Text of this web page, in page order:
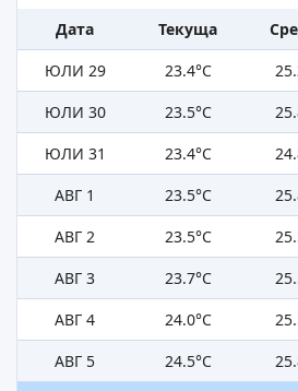
Дата Текуща
ЮЛИ 29
23.4°C
ЮЛИ 30
23.5°C
ЮЛИ 31
23.4°C
АВГ 1
23.5°C
АВГ 2
23.5°C
АВГ 3
23.7°C
АВГ 4
24.0°C
АВГ 5
24.5°C